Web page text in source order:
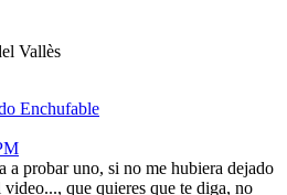
Vallès
Enchufable
a probar uno, si no me hubiera dejado
que quieres que te diga, no